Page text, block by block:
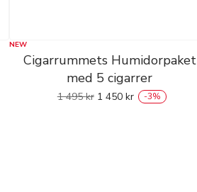
NEW
Cigarrummets Humidorpaket
med 5 cigarrer
1 495kr 1 450 kr -3%